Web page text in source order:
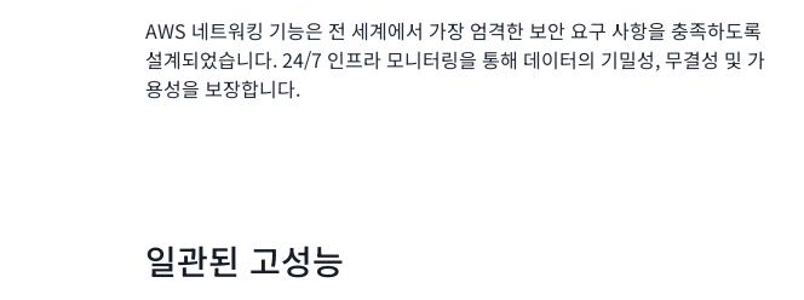
AWS 네트워킹 기능은 전 세계에서 가장 엄격한 보안 요구 사항을 충족하도록
설계되었습니다. 24/7 인프라 모니터링을 통해 데이터의 기밀성, 무결성 및 가
용성을 보장합니다.
일관된 고성능